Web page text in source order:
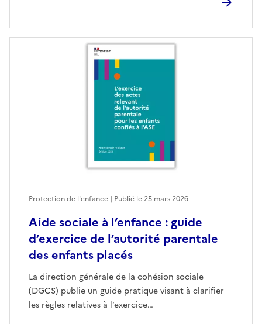
Aide sociale à l’enfance : guide
d’exercice de l’autorité parentale
des enfants placés
La direction générale de la cohésion sociale
(DGCS) publie un guide pratique visant à clarifier
les règles relatives à l’exercice…
Protection de l'enfance | Publié le25 mars 2026